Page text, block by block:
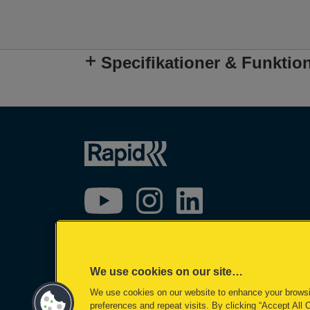
Specifikationer &
©2026 ACCO Brands
We use cookies on our site…
We use cookies on our website to enhance your
preferences and repeat visits. By clicking “Accept All